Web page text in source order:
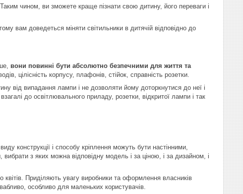
чином, ви зможете краще пізнати свою дитину, його переваги і
вам доведеться міняти світильники в дитячій відповідно до
вони повинні бути абсолютно безпечними для життя та
цілісність корпусу, плафонів, стійок, справність розетки.
від випадання лампи і не дозволяти йому доторкнутися до неї і
до освітлювального приладу, розетки, відкритої лампи і так
конструкції і способу кріплення можуть бути настінними,
з яких можна відповідну модель і за ціною, і за дизайном, і
Приділяють увагу виробники та оформлення власників
особливо для маленьких користувачів.